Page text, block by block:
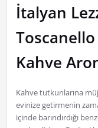
İtalyan
Kahve
Kahve tutkunlarına
evinize getirmenin
içinde barındırdığı